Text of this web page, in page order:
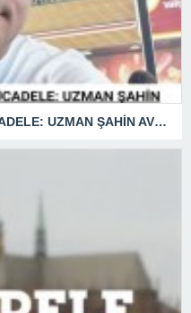
GİZLİ TEHDİTLERE KARŞI MÜCADELE: UZMAN ŞAHİN AVŞAR ANLATIYOR – “İSTİHBARATA KARŞI KOYMADAN VAZGEÇMEK, KAPINIZI AÇIK BIRAKMAK GİBİDİR!”